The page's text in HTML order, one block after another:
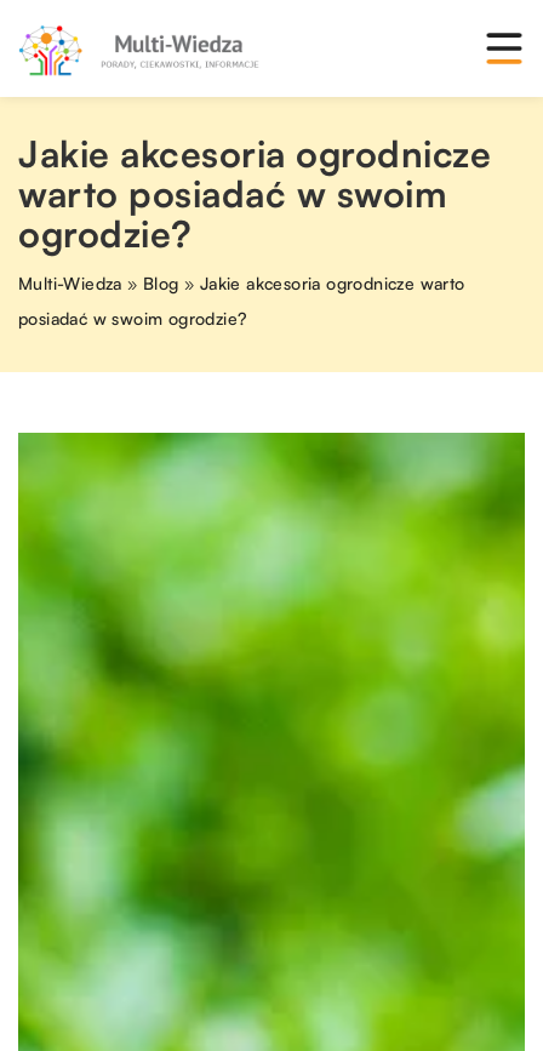
Jakie akcesoria ogrodnicze
warto posiadać w swoim
ogrodzie?
Multi-Wiedza » Blog » Jakie akcesoria ogrodnicze warto
posiadać w swoim ogrodzie?